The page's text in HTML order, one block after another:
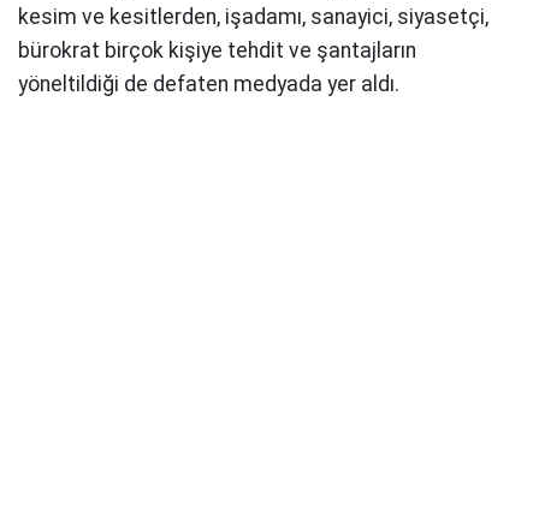
kesim ve kesitlerden, işadamı, sanayici, siyasetçi,
bürokrat birçok kişiye tehdit ve şantajların
yöneltildiği de defaten medyada yer aldı.